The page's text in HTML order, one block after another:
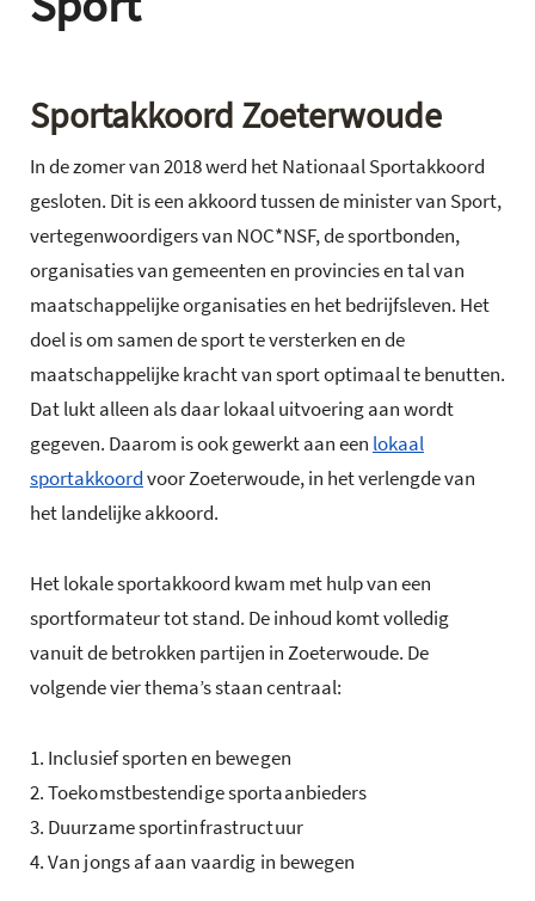
Sportakkoord Zoeterwoude
In de zomer van 2018 werd het Nationaal Sportakkoord
gesloten. Dit is een akkoord tussen de minister van Sport,
vertegenwoordigers van NOC*NSF, de sportbonden,
organisaties van gemeenten en provincies en tal van
maatschappelijke organisaties en het bedrijfsleven. Het
doel is om samen de sport te versterken en de
maatschappelijke kracht van sport optimaal te benutten.
Dat lukt alleen als daar lokaal uitvoering aan wordt
gegeven. Daarom is ook gewerkt aan een lokaal
sportakkoordvoor Zoeterwoude, in het verlengde van
het landelijke akkoord.
Het lokale sportakkoord kwam met hulp van een
sportformateur tot stand. De inhoud komt volledig
vanuit de betrokken partijen in Zoeterwoude. De
volgende vier thema’s staan centraal:
Inclusief sporten en bewegen
Toekomstbestendige sportaanbieders
Duurzame sportinfrastructuur
Van jongs af aan vaardig in bewegen